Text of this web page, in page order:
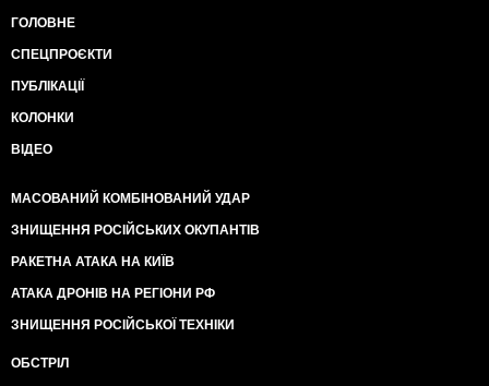
ГОЛОВНЕ
СПЕЦПРОЄКТИ
ПУБЛІКАЦІЇ
КОЛОНКИ
ВІДЕО
МАСОВАНИЙ КОМБІНОВАНИЙ УДАР
ЗНИЩЕННЯ РОСІЙСЬКИХ ОКУПАНТІВ
РАКЕТНА АТАКА НА КИЇВ
АТАКА ДРОНІВ НА РЕГІОНИ РФ
ЗНИЩЕННЯ РОСІЙСЬКОЇ ТЕХНІКИ
ОБСТРІЛ